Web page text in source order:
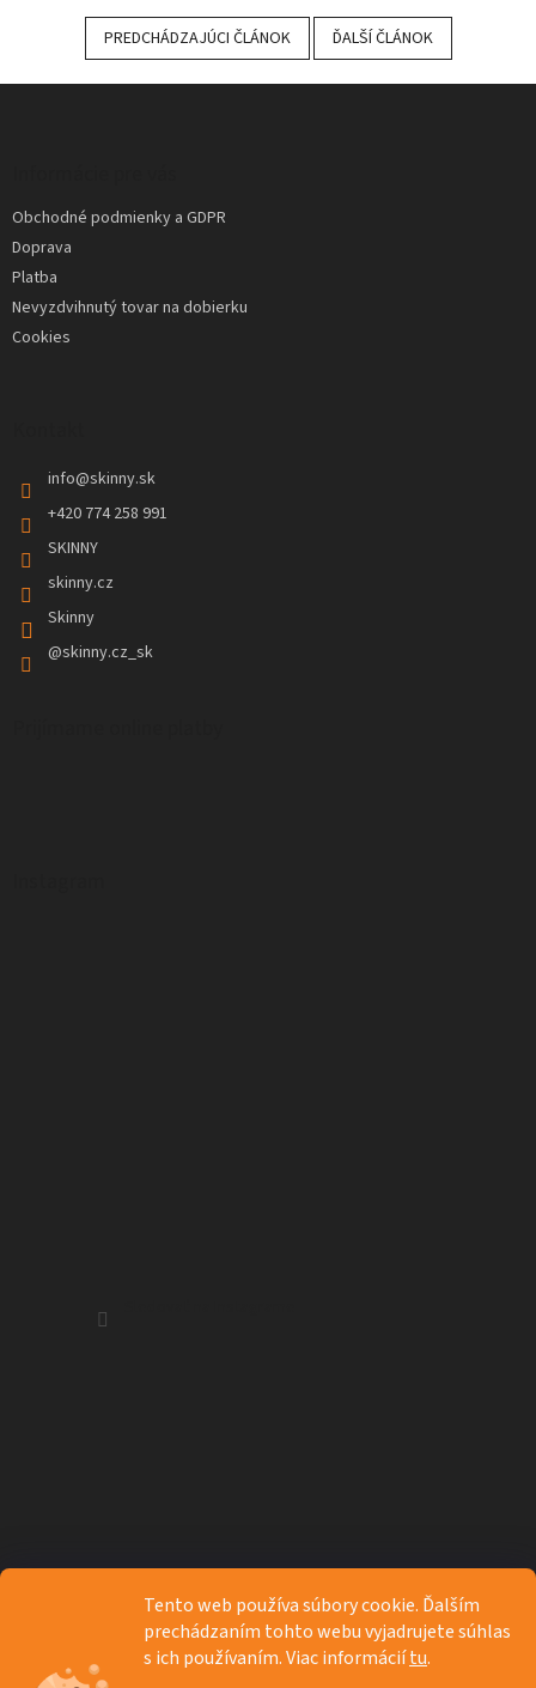
Tento web používa súbory cookie. Ďalším
prechádzaním tohto webu vyjadrujete súhlas
s ich používaním. Viac informáciítu.
PREDCHÁDZAJÚCI ČLÁNOK ĎALŠÍ ČLÁNOK
Z
Obchodné podmienky a GDPR
Doprava
Platba
Nevyzdvihnutý tovar na dobierku
Cookies
info@skinny.sk
+420 774 258 991
SKINNY
skinny.cz
Skinny
@skinny.cz_sk